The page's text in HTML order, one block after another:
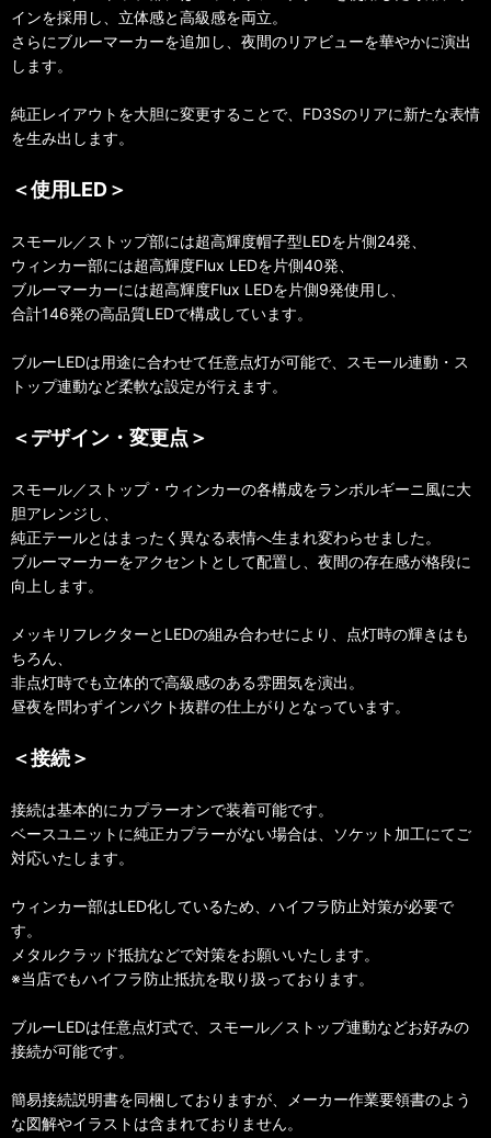
インを採用し、立体感と高級感を両立。
さらにブルーマーカーを追加し、夜間のリアビューを華やかに演出
します。
純正レイアウトを大胆に変更することで、FD3Sのリアに新たな表情
を生み出します。
＜使用LED＞
スモール／ストップ部には超高輝度帽子型LEDを片側24発、
ウィンカー部には超高輝度Flux LEDを片側40発、
ブルーマーカーには超高輝度Flux LEDを片側9発使用し、
合計146発の高品質LEDで構成しています。
ブルーLEDは用途に合わせて任意点灯が可能で、スモール連動・ス
トップ連動など柔軟な設定が行えます。
＜デザイン・変更点＞
スモール／ストップ・ウィンカーの各構成をランボルギーニ風に大
胆アレンジし、
純正テールとはまったく異なる表情へ生まれ変わらせました。
ブルーマーカーをアクセントとして配置し、夜間の存在感が格段に
向上します。
メッキリフレクターとLEDの組み合わせにより、点灯時の輝きはも
ちろん、
非点灯時でも立体的で高級感のある雰囲気を演出。
昼夜を問わずインパクト抜群の仕上がりとなっています。
＜接続＞
接続は基本的にカプラーオンで装着可能です。
ベースユニットに純正カプラーがない場合は、ソケット加工にてご
対応いたします。
ウィンカー部はLED化しているため、ハイフラ防止対策が必要で
す。
メタルクラッド抵抗などで対策をお願いいたします。
※当店でもハイフラ防止抵抗を取り扱っております。
ブルーLEDは任意点灯式で、スモール／ストップ連動などお好みの
接続が可能です。
簡易接続説明書を同梱しておりますが、メーカー作業要領書のよう
な図解やイラストは含まれておりません。